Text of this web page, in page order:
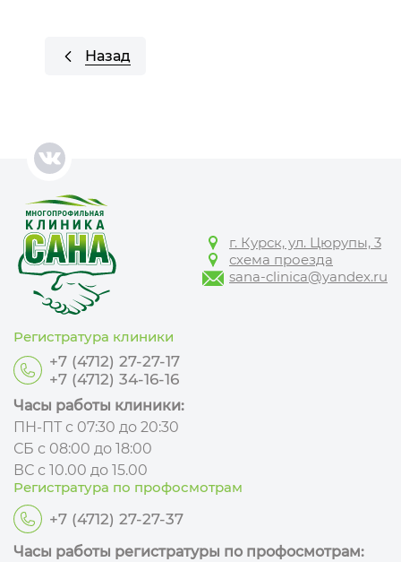
Назад
г. Курск, ул. Цюрупы, 3
схема проезда
sana-clinica@yandex.ru
Регистратура клиники
+7 (4712) 27-27-17
+7 (4712) 34-16-16
Регистратура по профосмотрам
+7 (4712) 27-27-37
Часы работы клиники:
ПН-ПТ с 07:30 до 20:30
СБ с 08:00 до 18:00
ВС с 10.00 до 15.00
Часы работы регистратуры по профосмотрам: